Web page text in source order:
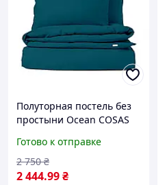
Полуторная постель без
простыни Ocean COSAS
D7-2026
Готово к отправке
2 444.99₴
2 750 ₴